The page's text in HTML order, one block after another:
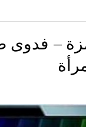
– فدوى